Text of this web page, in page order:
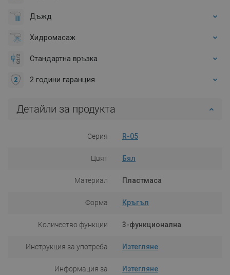
Дъжд
Хидромасаж
Стандартна връзка
2 години гаранция
Детайли за продукта
Серия R-05
Цвят Бял
Материал Пластмаса
Форма Кръгъл
Количество функции 3-функционална
Инструкция за употреба Изтегляне
Информация за
Изтегляне